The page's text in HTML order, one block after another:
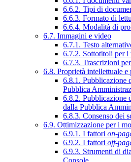
6.6.2. Tipi di
6.6.3. Formato di
6.6.4. Modalità di
6.7. Immagini e video
6.7.1. Testo
6.7.2. Sottotitoli per i
6.7.3. Trascrizioni
6.8. Proprietà intellettuale e
6.8.1. Pubblicazione
Pubblica
6.8.2. Pubblicazione
dalla Pubblica
6.8.3. Consenso dei
6.9. Ottimizzazione per i
6.9.1. I fattori on-
6.9.2. I fattori off-
6.9.3. Strumenti di
Console